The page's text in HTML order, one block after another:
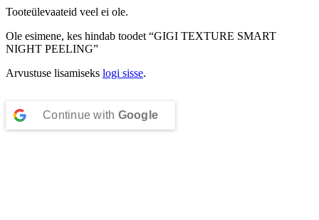
Tooteülevaateid veel ei ole.
Ole esimene, kes hindab toodet “GIGI TEXTURE SMART
NIGHT PEELING”
Arvustuse lisamiseks logi sisse.
Continue with Google